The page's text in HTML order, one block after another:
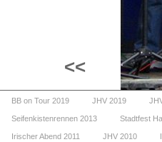
<<
BB on Tour 2019 JHV 2019
Seifenkistenrennen 2013 Stadtfest
Irischer Abend 2011 JHV 2010